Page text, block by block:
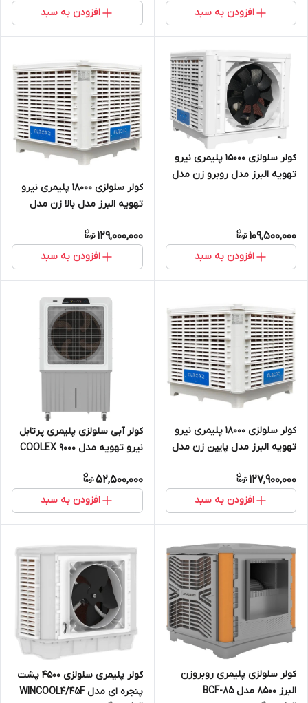
افزودن به سبد افزودن به سبد
کولر سلولزی 15000 پلیمری نیرو
تهویه البرز مدل روبرو زن مدل
109,500,000
افزودن به سبد
کولر سلولزی 18000 پلیمری نیرو
تهویه البرز مدل بالا زن مدل
129,000,000
افزودن به سبد
کولر سلولزی 18000 پلیمری نیرو
تهویه البرز مدل پایین زن مدل
127,900,000
افزودن به سبد
کولر آبی سلولزی پلیمری پرتابل
نیرو تهویه مدل COOLEX 9000
52,500,000
افزودن به سبد
کولر سلولزی پلیمری روبروزن
البرز 8500 مدل BCF-85
کولر پلیمری سلولزی ۴۵۰۰ پشت
پنجره ای مدل WINCOOL4/45F